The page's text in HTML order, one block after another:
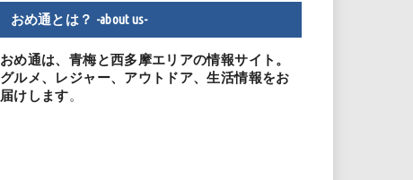
おめ通とは？ -about us-
おめ通は、青梅と西多摩エリアの情報サイト。
グルメ、レジャー、アウトドア、生活情報をお
届けします。